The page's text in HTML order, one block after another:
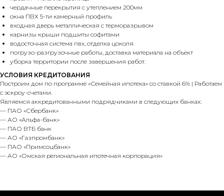
чердачные перекрытия с утеплением 200мм
окна ПВХ 5-ти камерный профиль
входная дверь металлическая с терморазрывом
карнизы крыши подшиты софитами
водосточная система пвх, отделка цоколя
погрузо-разгрузочные работы, доставка материала на объект
уборка территории после завершения работ.
УСЛОВИЯ КРЕДИТОВАНИЯ
Построим дом по программе «Семейная ипотека» со ставкой 6% | Работаем
с эскроу-счетами.
Являемся аккредитованными подрядчиками в следующих банках:
— ПАО «Сбербанк»
— АО «Альфа-банк»
— ПАО ВТБ банк
— АО «Газпромбанк»
— ПАО «Примсоцбанк»
— АО «Омская региональная ипотечная корпорация»